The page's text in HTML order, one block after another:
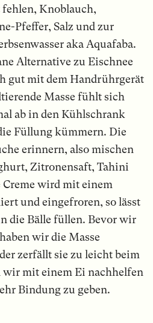
Knoblauch,
Pfeffer, Salz und zur
aka Aquafaba.
Alternative zu Eischnee
gut mit dem Handrührgerät
Masse fühlt sich
ab in den Kühlschrank
Füllung kümmern. Die
erinnern, also mischen
Zitronensaft, Tahini
wird mit einem
und eingefroren, so lässt
die Bälle füllen. Bevor wir
wir die Masse
zerfällt sie zu leicht beim
wir mit einem Ei nachhelfen
Bindung zu geben.